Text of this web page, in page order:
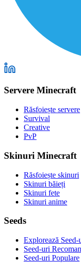
Servere Minecraft
Răsfoiește servere
Survival
Creative
PvP
Skinuri Minecraft
Răsfoiește skinuri
Skinuri băieți
Skinuri fete
Skinuri anime
Seeds
Explorează Seed-
Seed-uri
Seed-uri Populare